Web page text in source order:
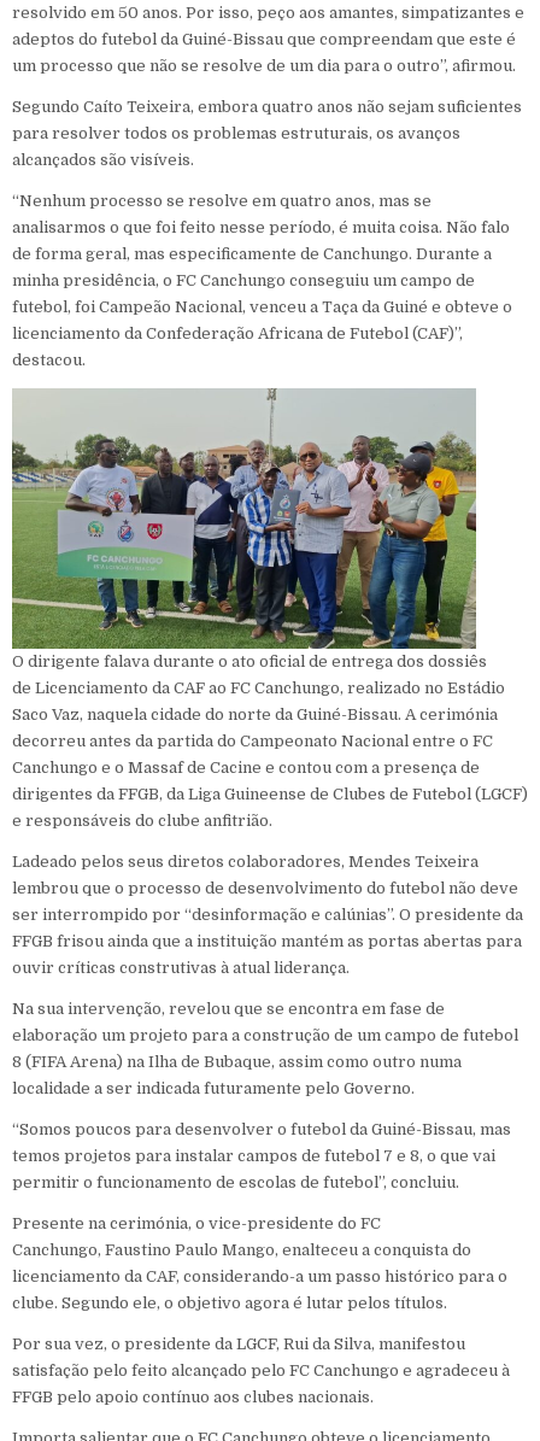
resolvido em 50 anos. Por isso, peço aos amantes, simpatizantes e
adeptos do futebol da Guiné-Bissau que compreendam que este é
um processo que não se resolve de um dia para o outro”, afirmou.
Segundo Caíto Teixeira, embora quatro anos não sejam suficientes
para resolver todos os problemas estruturais, os avanços
alcançados são visíveis.
“Nenhum processo se resolve em quatro anos, mas se
analisarmos o que foi feito nesse período, é muita coisa. Não falo
de forma geral, mas especificamente de Canchungo. Durante a
minha presidência, o FC Canchungo conseguiu um campo de
futebol, foi Campeão Nacional, venceu a Taça da Guiné e obteve o
licenciamento da Confederação Africana de Futebol (CAF)”,
destacou.
O dirigente falava durante o ato oficial de entrega dos dossiês
de Licenciamento da CAF ao FC Canchungo, realizado no Estádio
Saco Vaz, naquela cidade do norte da Guiné-Bissau. A cerimónia
decorreu antes da partida do Campeonato Nacional entre o FC
Canchungo e o Massaf de Cacine e contou com a presença de
dirigentes da FFGB, da Liga Guineense de Clubes de Futebol (LGCF)
e responsáveis do clube anfitrião.
Ladeado pelos seus diretos colaboradores, Mendes Teixeira
lembrou que o processo de desenvolvimento do futebol não deve
ser interrompido por “desinformação e calúnias”. O presidente da
FFGB frisou ainda que a instituição mantém as portas abertas para
ouvir críticas construtivas à atual liderança.
Na sua intervenção, revelou que se encontra em fase de
elaboração um projeto para a construção de um campo de futebol
8 (FIFA Arena) na Ilha de Bubaque, assim como outro numa
localidade a ser indicada futuramente pelo Governo.
“Somos poucos para desenvolver o futebol da Guiné-Bissau, mas
temos projetos para instalar campos de futebol 7 e 8, o que vai
permitir o funcionamento de escolas de futebol”, concluiu.
Presente na cerimónia, o vice-presidente do FC
Canchungo, Faustino Paulo Mango, enalteceu a conquista do
licenciamento da CAF, considerando-a um passo histórico para o
clube. Segundo ele, o objetivo agora é lutar pelos títulos.
Por sua vez, o presidente da LGCF, Rui da Silva, manifestou
satisfação pelo feito alcançado pelo FC Canchungo e agradeceu à
FFGB pelo apoio contínuo aos clubes nacionais.